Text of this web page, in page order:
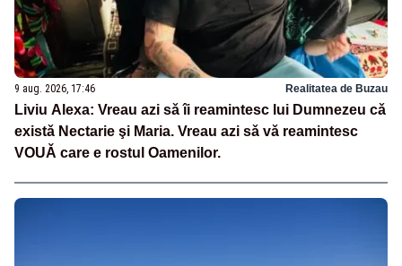
9 aug. 2026, 17:46 Realitatea de Buzau
Liviu Alexa: Vreau azi sǎ îi reamintesc lui Dumnezeu cǎ
existǎ Nectarie şi Maria. Vreau azi sǎ vǎ reamintesc
VOUǍ care e rostul Oamenilor.